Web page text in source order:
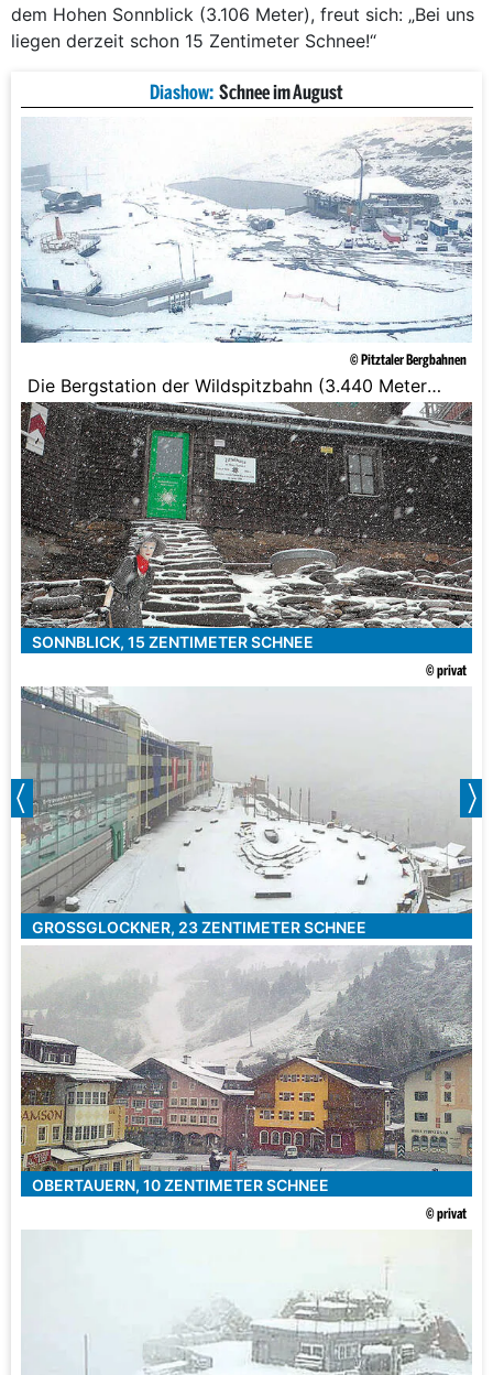
dem Hohen Sonnblick (3.106 Meter), freut sich: „Bei uns
liegen derzeit schon 15 Zentimeter Schnee!“
Diashow: Schnee im August
© Pitztaler Bergbahnen
Die Bergstation der Wildspitzbahn (3.440 Meter
Höhe) im Schneegestöber.
SONNBLICK, 15 ZENTIMETER SCHNEE
© privat
GROSSGLOCKNER, 23 ZENTIMETER SCHNEE
OBERTAUERN, 10 ZENTIMETER SCHNEE
© privat